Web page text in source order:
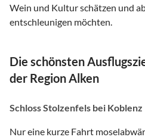
Wein und Kultur schätzen und
entschleunigen möchten.
Die schönsten
der Region Alken
Schloss Stolzenfels bei Koblenz
Nur eine kurze Fahrt